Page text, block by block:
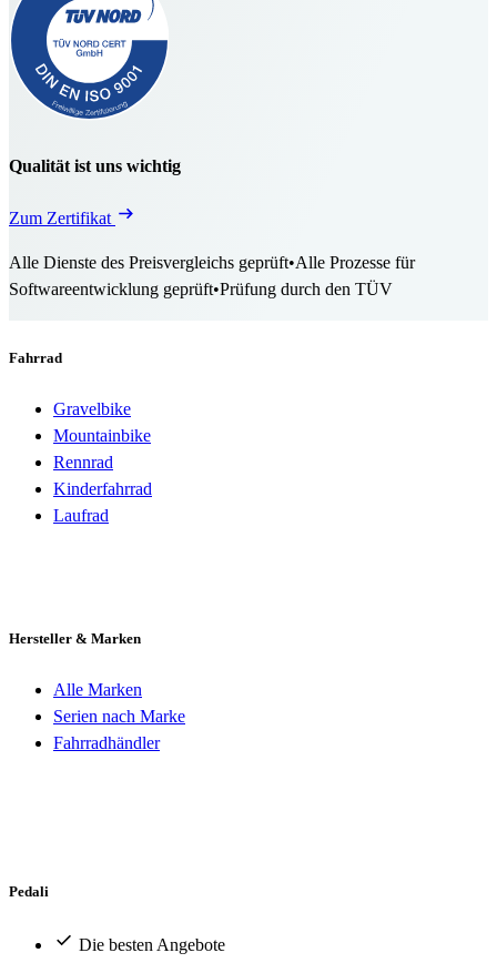
Qualität ist uns wichtig
Zum Zertifikat
Alle Dienste des Preisvergleichs geprüft•Alle Prozesse für
Softwareentwicklung geprüft•Prüfung durch den TÜV
Fahrrad
Gravelbike
Mountainbike
Rennrad
Kinderfahrrad
Laufrad
Hersteller & Marken
Alle Marken
Serien nach Marke
Fahrradhändler
Pedali
Die besten Angebote